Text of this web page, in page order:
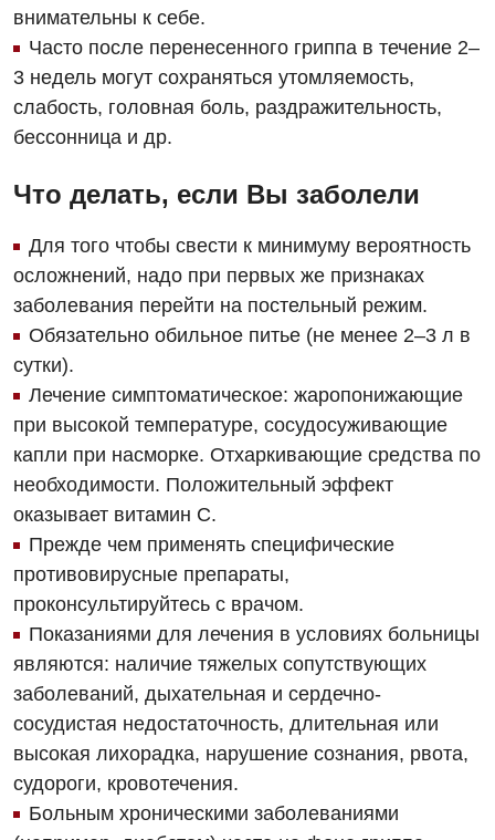
Ортопедия и травматология
Оториноларингология
Офтальмологическое отделение
Пульмонология
Ревматология
Урология
Физиотерапия
Хирургическое отделение
Эндокринология
Для детей
Детская аллергология
Детская гастроэнтерология
Детская гинекология
Детская дерматовенерология
Детская кардиоревматология
Детская неврология
Детская ортопедия и травматология
внимательны к себе.
Часто после перенесенного гриппа в течение 2–
3 недель могут сохраняться утомляемость,
слабость, головная боль, раздражительность,
бессонница и др.
Что делать, если Вы заболели
Для того чтобы свести к минимуму вероятность
осложнений, надо при первых же признаках
заболевания перейти на постельный режим.
Обязательно обильное питье (не менее 2–3 л в
сутки).
Лечение симптоматическое: жаропонижающие
при высокой температуре, сосудосуживающие
капли при насморке. Отхаркивающие средства по
необходимости. Положительный эффект
оказывает витамин С.
Прежде чем применять специфические
противовирусные препараты,
проконсультируйтесь с врачом.
Показаниями для лечения в условиях больницы
являются: наличие тяжелых сопутствующих
заболеваний, дыхательная и сердечно-
сосудистая недостаточность, длительная или
высокая лихорадка, нарушение сознания, рвота,
судороги, кровотечения.
Больным хроническими заболеваниями